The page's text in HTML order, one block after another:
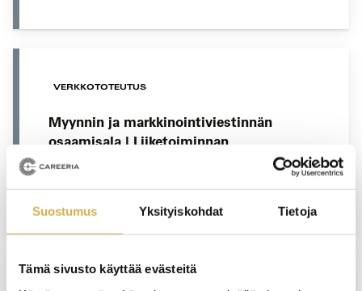
Suostumus Yksityiskohdat Tietoja
Tämä sivusto käyttää evästeitä
VERKKOTOTEUTUS
Myynnin ja markkinointiviestinnän
osaamisala | Liiketoiminnan
ammattitutkinto